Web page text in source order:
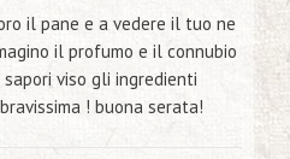
il pane e a vedere il tuo ne
il profumo e il connubio
sapori viso gli ingredienti
! buona serata!